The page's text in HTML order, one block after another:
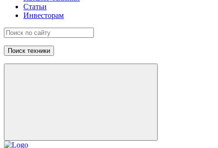
Статьи
Инвесторам
Поиск техники